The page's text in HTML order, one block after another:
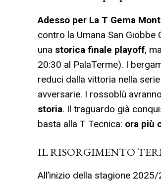
Adesso per La T Gema
contro la Umana San
una storica finale playoff,
20:30 al PalaTerme). I
reduci dalla vittoria nella
avversarie. I rossoblù
storia. Il traguardo già
basta alla T Tecnica: ora più
IL RISORGIMENTO
All’inizio della stagione